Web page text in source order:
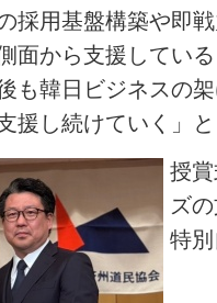
採用基盤構築や即
面から支援してい
も韓日ビジネスの
援し続けていく」
授
ズ
特